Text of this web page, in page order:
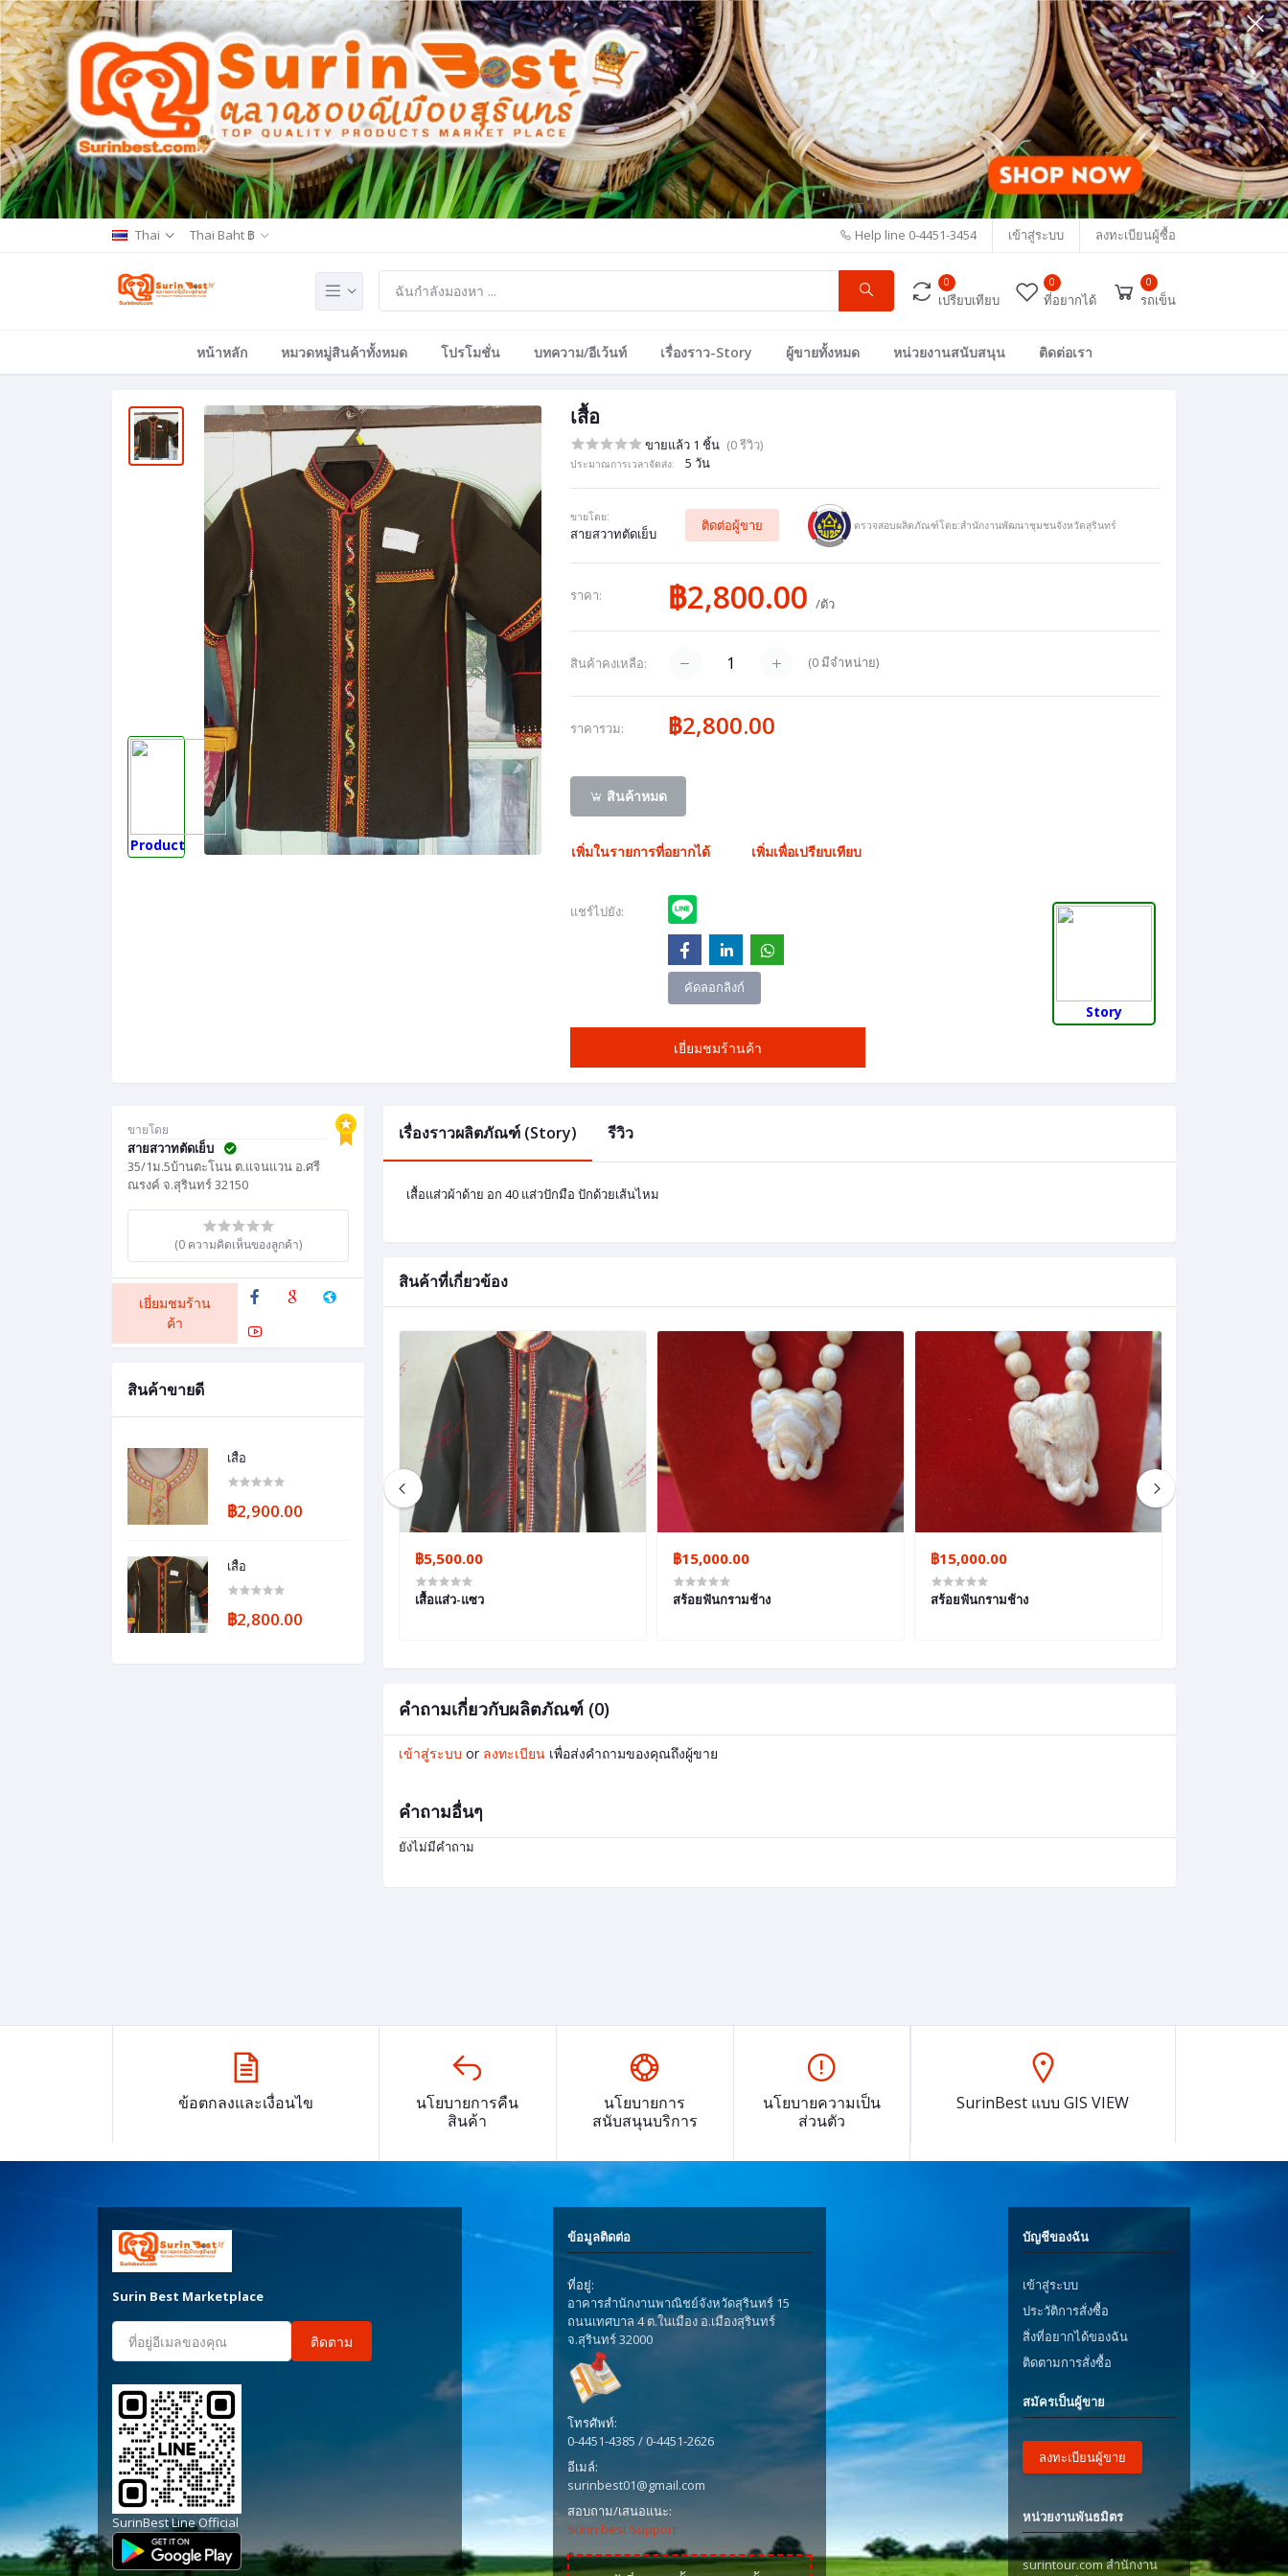
Thai Thai Baht ฿ Help line 0-4451-3454 เข้าสู่ระบบ ลงทะเบียนผู้ซื้อ
0
เปรียบเทียบ
0
ที่อยากได้
0
รถเข็น
หน้าหลัก หมวดหมู่สินค้าทั้งหมด โปรโมชั่น บทความ/อีเว้นท์ เรื่องราว-Story ผู้ขายทั้งหมด หน่วยงานสนับสนุน ติดต่อเรา
Product
เสื้อ
ขายแล้ว 1 ชิ้น (0 รีวิว)
ประมาณการเวลาจัดส่ง: 5 วัน
ขายโดย:
สายสวาทตัดเย็บ
ติดต่อผู้ขาย ตรวจสอบผลิตภัณฑ์โดย:สำนักงานพัฒนาชุมชนจังหวัดสุรินทร์
ราคา: ฿2,800.00/ตัว
สินค้าคงเหลือ: (0มีจำหน่าย)
ราคารวม: ฿2,800.00
สินค้าหมด
เพิ่มในรายการที่อยากได้ เพิ่มเพื่อเปรียบเทียบ
แชร์ไปยัง:
คัดลอกลิงก์
เยี่ยมชมร้านค้า
Story
ขายโดย
สายสวาทตัดเย็บ
35/1ม.5บ้านตะโนน ต.แจนแวน อ.ศรี
ณรงค์ จ.สุรินทร์ 32150
(0 ความคิดเห็นของลูกค้า)
เยี่ยมชมร้าน
ค้า
สินค้าขายดี
เสื้อ
฿2,900.00
เสื้อ
฿2,800.00
เรื่องราวผลิตภัณฑ์ (Story) รีวิว
เสื้อแส่วผ้าด้าย อก 40 แส่วปักมือ ปักด้วยเส้นไหม
สินค้าที่เกี่ยวข้อง
฿2,500.00
โสร่ง
฿5,500.00
เสื้อแส่ว-แซว
฿15,000.00
สร้อยฟันกรามช้าง
฿15,000.00
สร้อยฟันกรามช้าง
คำถามเกี่ยวกับผลิตภัณฑ์ (0)
เข้าสู่ระบบ or ลงทะเบียน เพื่อส่งคำถามของคุณถึงผู้ขาย
คำถามอื่นๆ
ยังไม่มีคำถาม
ข้อตกลงและเงื่อนไข
นโยบายการคืน
สินค้า
นโยบายการ
สนับสนุนบริการ
นโยบายความเป็น
ส่วนตัว
SurinBest แบบ GIS VIEW
Surin Best Marketplace
ติดตาม
SurinBest Line Official
ข้อมูลติดต่อ
ที่อยู่:
อาคารสำนักงานพาณิชย์จังหวัดสุรินทร์ 15
ถนนเทศบาล 4 ต.ในเมือง อ.เมืองสุรินทร์
จ.สุรินทร์ 32000
โทรศัพท์:
0-4451-4385 / 0-4451-2626
อีเมล์:
surinbest01@gmail.com
สอบถาม/เสนอแนะ:
Surin best Support
บัญชีของฉัน
เข้าสู่ระบบ
ประวัติการสั่งซื้อ
สิ่งที่อยากได้ของฉัน
ติดตามการสั่งซื้อ
สมัครเป็นผู้ขาย
ลงทะเบียนผู้ขาย
หน่วยงานพันธมิตร
surintour.com สำนักงาน